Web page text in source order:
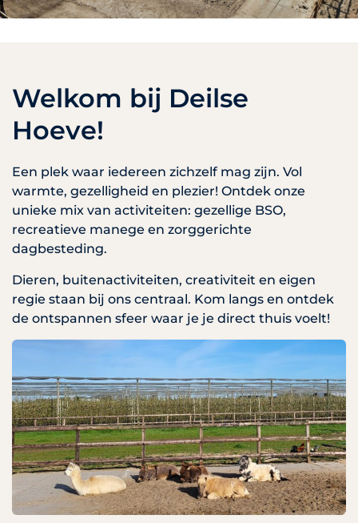
Welkom bij Deilse
Hoeve!
Een plek waar iedereen zichzelf mag zijn. Vol
warmte, gezelligheid en plezier! Ontdek onze
unieke mix van activiteiten: gezellige BSO,
recreatieve manege en zorggerichte
dagbesteding.
Dieren, buitenactiviteiten, creativiteit en eigen
regie staan bij ons centraal. Kom langs en ontdek
de ontspannen sfeer waar je je direct thuis voelt!